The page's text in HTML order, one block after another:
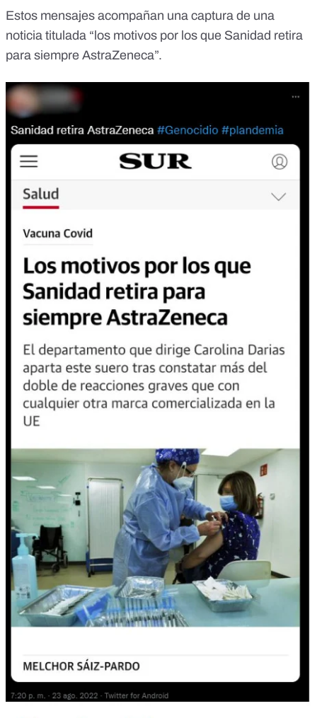
Estos mensajes acompañan una captura de una
noticia titulada “los motivos por los que Sanidad retira
para siempre AstraZeneca”.